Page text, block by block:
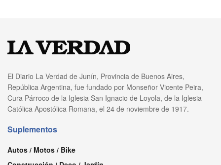
El Diario La Verdad de Junín, Provincia de Buenos Aires,
República Argentina, fue fundado por Monseñor Vicente Peira,
Cura Párroco de la Iglesia San Ignacio de Loyola, de la Iglesia
Católica Apostólica Romana, el 24 de noviembre de 1917.
Suplementos
Autos / Motos / Bike